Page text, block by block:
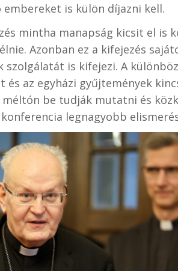
is külön díjazni kell.
mintha manapság kicsit el is
Azonban ez a kifejezés
is kifejezi. A
az egyházi gyűjtemények
be tudják mutatni és
legnagyobb